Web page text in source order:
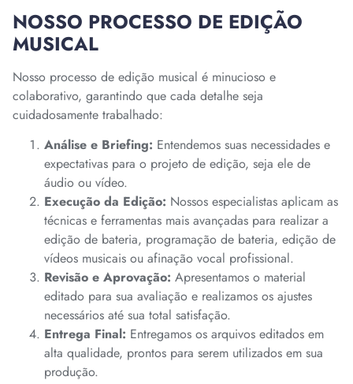
NOSSO PROCESSO DE EDIÇÃO
MUSICAL
Nosso processo de edição musical é minucioso e
colaborativo, garantindo que cada detalhe seja
cuidadosamente trabalhado:
Análise e Briefing: Entendemos suas necessidades e
expectativas para o projeto de edição, seja ele de
áudio ou vídeo.
Execução da Edição: Nossos especialistas aplicam as
técnicas e ferramentas mais avançadas para realizar a
edição de bateria, programação de bateria, edição de
vídeos musicais ou afinação vocal profissional.
Revisão e Aprovação: Apresentamos o material
editado para sua avaliação e realizamos os ajustes
necessários até sua total satisfação.
Entrega Final: Entregamos os arquivos editados em
alta qualidade, prontos para serem utilizados em sua
produção.